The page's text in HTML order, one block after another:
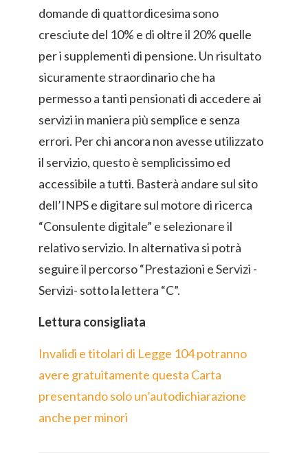
domande di quattordicesima sono
cresciute del 10% e di oltre il 20% quelle
per i supplementi di pensione. Un risultato
sicuramente straordinario che ha
permesso a tanti pensionati di accedere ai
servizi in maniera più semplice e senza
errori. Per chi ancora non avesse utilizzato
il servizio, questo è semplicissimo ed
accessibile a tutti. Basterà andare sul sito
dell’INPS e digitare sul motore di ricerca
“Consulente digitale” e selezionare il
relativo servizio. In alternativa si potrà
seguire il percorso “Prestazioni e Servizi -
Servizi- sotto la lettera “C”.
Lettura consigliata
Invalidi e titolari di Legge 104 potranno
avere gratuitamente questa Carta
presentando solo un’autodichiarazione
anche per minori